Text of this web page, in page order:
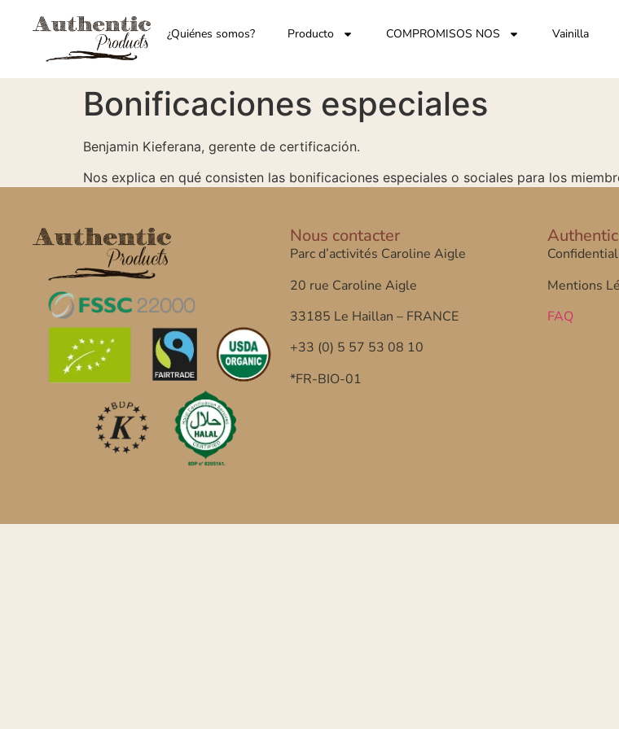
¿Quiénes somos? Producto COMPROMISOS NOS Vainilla
Bonificaciones especiales
Benjamin Kieferana, gerente de certificación.
Nos explica en qué consisten las bonificaciones especiales o sociales para los
Nous contacter
Parc d’activités Caroline Aigle
20 rue Caroline Aigle
33185 Le Haillan – FRANCE
+33 (0) 5 57 53 08 10
*FR-BIO-01
Mentions
FAQ